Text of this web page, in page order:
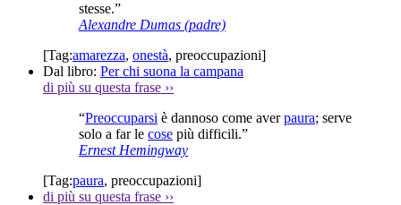
stesse.”
Alexandre Dumas (padre)
[Tag:amarezza, onestà, preoccupazioni]
Dal libro: Per chi suona la campana
di più su questa frase ››
“Preoccuparsi è dannoso come averpaura; serve
solo a far le cose più difficili.”
Ernest Hemingway
[Tag:paura, preoccupazioni]
di più su questa frase ››